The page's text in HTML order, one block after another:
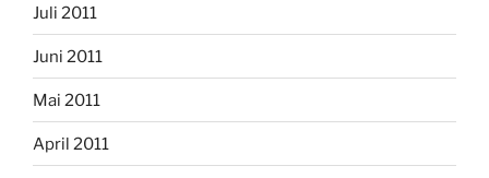
Juli 2011
Juni 2011
Mai 2011
April 2011